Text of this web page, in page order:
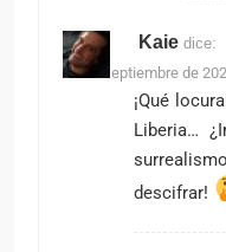
Kaie dice:
10 de septiembre de
¡Qué
Liberia…
descifrar!